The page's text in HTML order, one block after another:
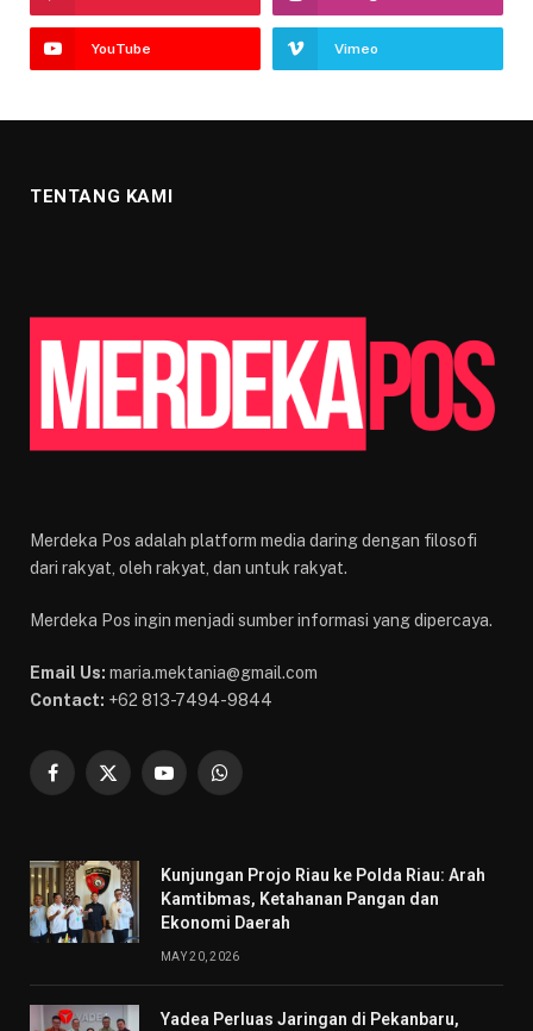
YouTube Vimeo
TENTANG KAMI
Merdeka Pos adalah platform media daring dengan filosofi
dari rakyat, oleh rakyat, dan untuk rakyat.
Merdeka Pos ingin menjadi sumber informasi yang dipercaya.
Email Us: maria.mektania@gmail.com
Contact: +62 813-7494-9844
Facebook
X
YouTubeWhatsApp
Kunjungan Projo Riau ke Polda Riau: Arah
Kamtibmas, Ketahanan Pangan dan
Ekonomi Daerah
MAY 20, 2026
Yadea Perluas Jaringan di Pekanbaru,